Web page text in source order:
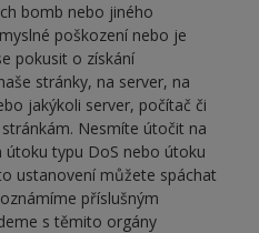
bomb nebo jiného
poškození nebo je
pokusit o získání
stránky, na server, na
jakýkoli server, počítač či
Nesmíte útočit na
typu DoS nebo útoku
ustanovení můžete spáchat
příslušným
s těmito orgány